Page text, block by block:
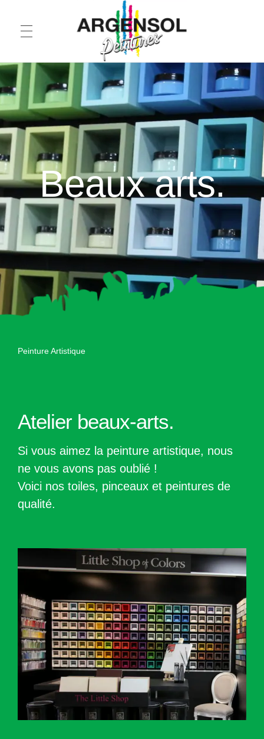
Argensol Peintures
Tout pour l'intérieur
Beaux arts.
Peinture Artistique
Atelier beaux-arts.
Si vous aimez la peinture artistique, nous
ne vous avons pas oublié !
Voici nos toiles, pinceaux et peintures de
qualité.